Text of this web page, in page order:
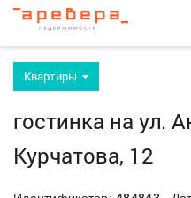
Квартиры
гостинка на ул.
Курчатова, 12